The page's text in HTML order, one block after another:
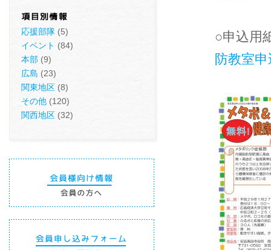
応援部隊 (5)
イベント (84)
本部 (9)
広島 (23)
関東地区 (8)
その他 (120)
関西地区 (32)
○申込用
防教室